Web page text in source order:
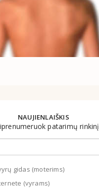
NAUJIENLAIŠKIS
patarimų rinkinį
gidas (moterims)
(vyrams)